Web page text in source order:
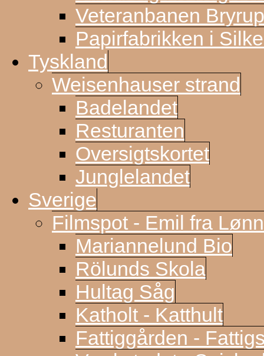
Veteranbanen
Papirfabrikken i
Tyskland
Weisenhauser strand
Badelandet
Resturanten
Oversigtskortet
Junglelandet
Sverige
Filmspot - Emil fra
Mariannelund Bio
Rölunds Skola
Hultag Såg
Katholt - Katthult
Fattiggården -